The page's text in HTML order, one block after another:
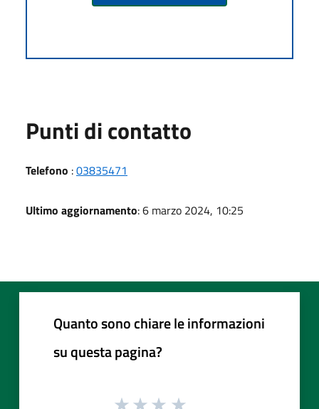
Punti di contatto
Telefono :03835471
Ultimo aggiornamento: 6 marzo 2024, 10:25
Quanto sono chiare le informazioni
su questa pagina?